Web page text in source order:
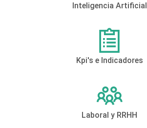
Inteligencia Artificial
Kpi's e Indicadores
Laboral y RRHH